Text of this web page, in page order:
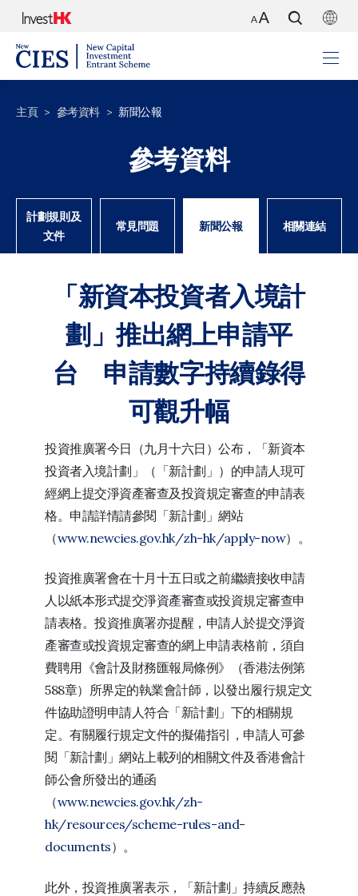
主頁 參考資料 新聞公報
參考資料
計劃規則及
文件
常見問題 新聞公報 相關連結
「新資本投資者入境計
劃」推出網上申請平
台 申請數字持續錄得
可觀升幅
投資推廣署今日（九月十六日）公布，「新資本
投資者入境計劃」（「新計劃」）的申請人現可
經網上提交淨資產審查及投資規定審查的申請表
格。申請詳情請參閱「新計劃」網站
（www.newcies.gov.hk/zh-hk/apply-now）。
投資推廣署會在十月十五日或之前繼續接收申請
人以紙本形式提交淨資產審查或投資規定審查申
請表格。投資推廣署亦提醒，申請人於提交淨資
產審查或投資規定審查的網上申請表格前，須自
費聘用《會計及財務匯報局條例》（香港法例第
588章）所界定的執業會計師，以發出履行規定文
件協助證明申請人符合「新計劃」下的相關規
定。有關履行規定文件的擬備指引，申請人可參
閱「新計劃」網站上載列的相關文件及香港會計
師公會所發出的通函
（www.newcies.gov.hk/zh-
hk/resources/scheme-rules-and-
documents）。
此外，投資推廣署表示，「新計劃」持續反應熱